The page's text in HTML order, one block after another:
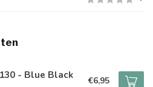
- Blue Black €6,95